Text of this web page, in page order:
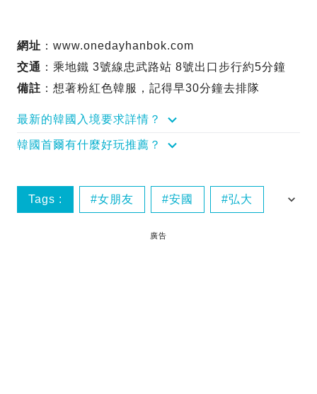
網址 ：www.onedayhanbok.com
交通 ：乘地鐵 3號線忠武路站 8號出口步行約5分鐘
備註 ：想著粉紅色韓服，記得早30分鐘去排隊
最新的韓國入境要求詳情？
韓國首爾有什麼好玩推薦？
Tags : 女朋友 安國 弘大
廣告